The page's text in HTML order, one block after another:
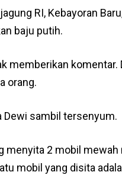
RI, Kebayoran
baju putih.
memberikan
orang.
Dewi sambil tersenyum.
menyita 2 mobil
mobil yang disita